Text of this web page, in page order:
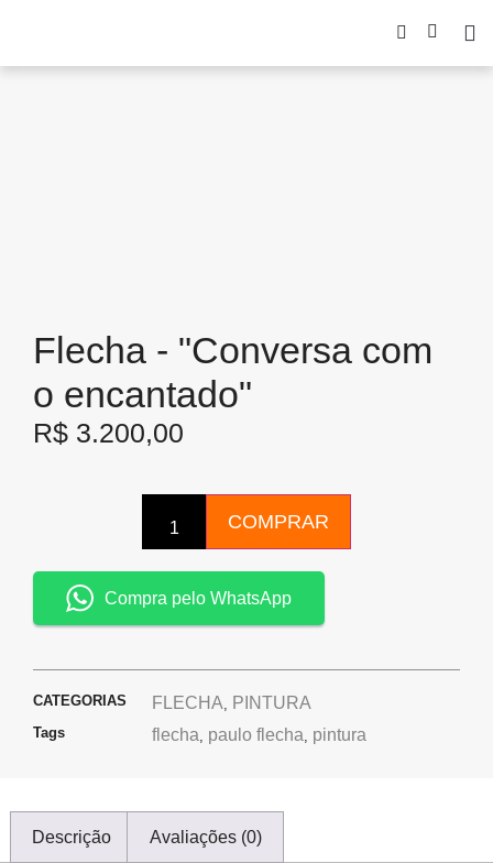
Flecha - "Conversa com
o encantado"
R$ 3.200,00
COMPRAR
Compra pelo WhatsApp
CATEGORIAS FLECHA, PINTURA
Tags flecha, paulo flecha, pintura
Descrição Avaliações (0)